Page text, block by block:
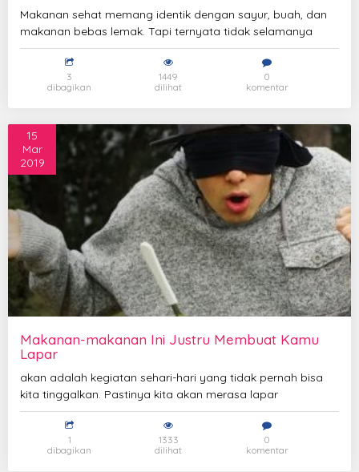
Makanan sehat memang identik dengan sayur, buah, dan
makanan bebas lemak. Tapi ternyata tidak selamanya
3
dibagikan
1449
dilihat
0
komentar
Makanan-makanan Ini Justru Membuat Kamu
Lapar
15
Mar
2019
akan adalah kegiatan sehari-hari yang tidak pernah bisa
kita tinggalkan. Pastinya kita akan merasa lapar
1
dibagikan
1333
dilihat
0
komentar